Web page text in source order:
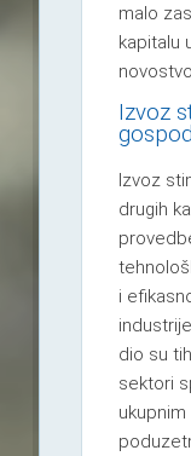
malo
kapitalu
Izvoz
Izvoz
drugih
i
dio su
sektori